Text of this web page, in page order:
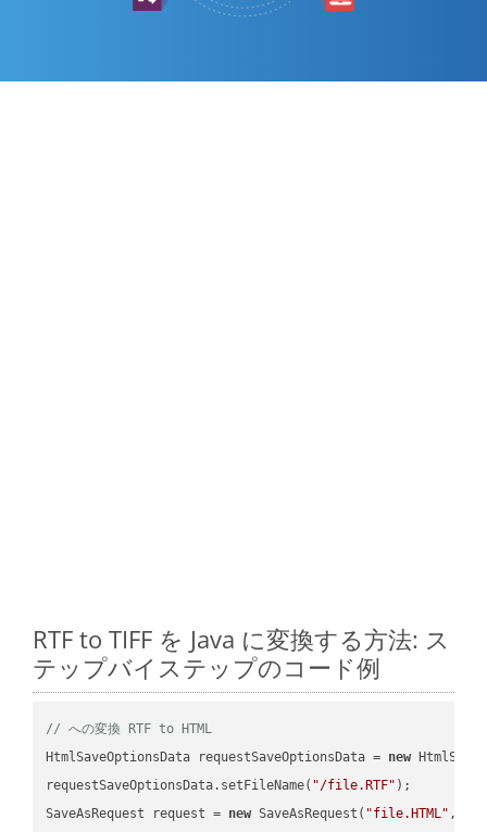
RTF to TIFF を Java に変換する方法: ス
テップバイステップのコード例
// への変換 RTF to HTML
HtmlSaveOptionsData requestSaveOptionsData = new
requestSaveOptionsData.setFileName( "/file.RTF" );
SaveAsRequest request = new SaveAsRequest( "file.HTML"